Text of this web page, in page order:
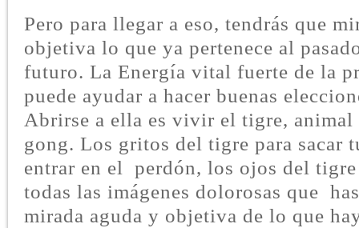
Pero para llegar a eso, tendrás que
objetiva lo que ya pertenece al
futuro. La Energía vital fuerte de la
puede ayudar a hacer buenas
Abrirse a ella es vivir el tigre,
gong. Los gritos del tigre para sacar
entrar en el perdón, los ojos del
todas las imágenes dolorosas que
mirada aguda y objetiva de lo que